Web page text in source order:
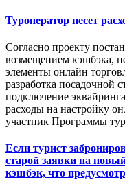
Туроператор несет
Согласно проекту
возмещением кэшбэка,
элементы онлайн
разработка посадочной
подключение
расходы на настройку
участник Программы
Если турист
старой заявки на
кэшбэк, что